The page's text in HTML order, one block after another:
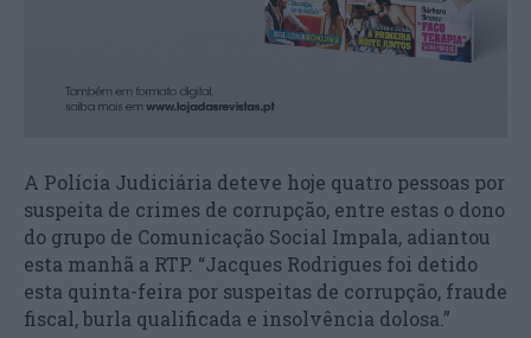
A Polícia Judiciária deteve hoje quatro pessoas por
suspeita de crimes de corrupção, entre estas o dono
do grupo de Comunicação Social Impala, adiantou
esta manhã a RTP. “Jacques Rodrigues foi detido
esta quinta-feira por suspeitas de corrupção, fraude
fiscal, burla qualificada e insolvência dolosa.”